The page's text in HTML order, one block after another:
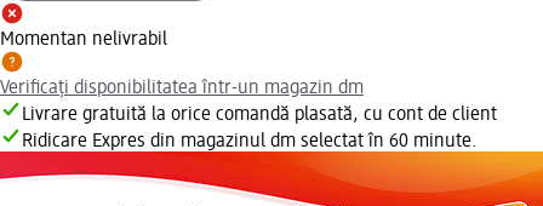
Momentan nelivrabil
Verificați disponibilitatea într-un magazin dm
Livrare gratuită la orice comandă plasată, cu cont de client
Ridicare Expres din magazinul dm selectat în 60 minute.